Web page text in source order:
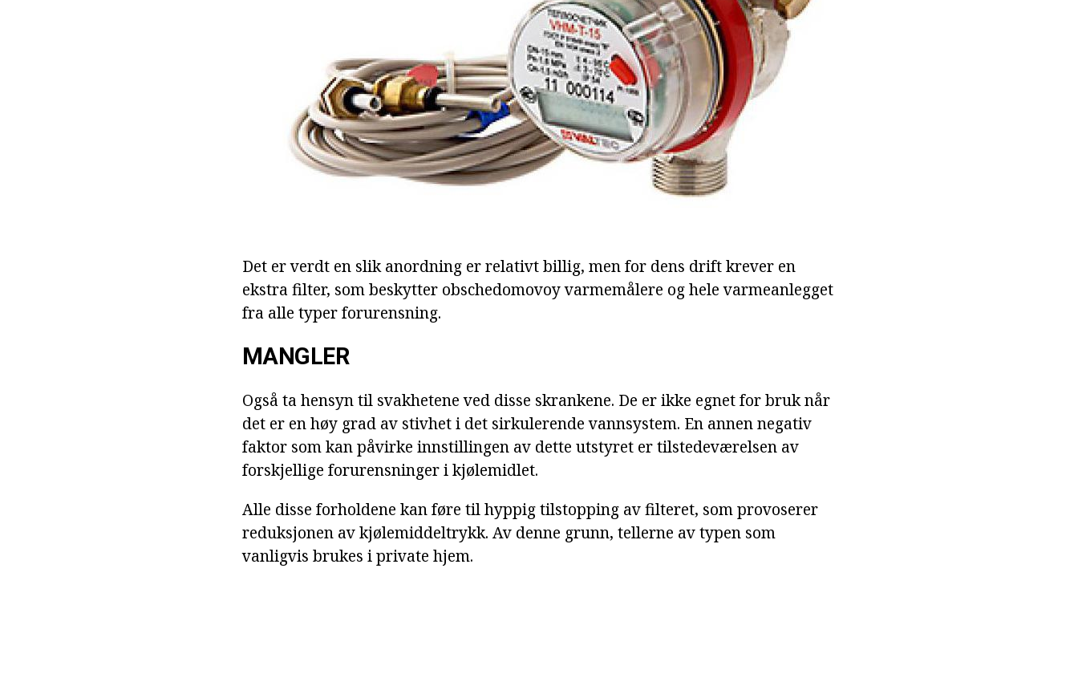
Det er verdt en slik anordning er relativt billig, men for dens drift krever en
ekstra filter, som beskytter obschedomovoy varmemålere og hele varmeanlegget
fra alle typer forurensning.
MANGLER
Også ta hensyn til svakhetene ved disse skrankene. De er ikke egnet for bruk når
det er en høy grad av stivhet i det sirkulerende vannsystem. En annen negativ
faktor som kan påvirke innstillingen av dette utstyret er tilstedeværelsen av
forskjellige forurensninger i kjølemidlet.
Alle disse forholdene kan føre til hyppig tilstopping av filteret, som provoserer
reduksjonen av kjølemiddeltrykk. Av denne grunn, tellerne av typen som
vanligvis brukes i private hjem.